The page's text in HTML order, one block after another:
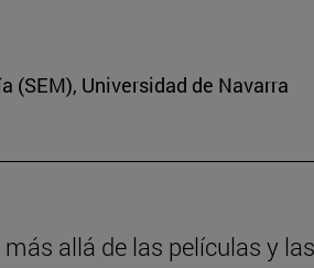
(SEM), Universidad de Navarra
allá de las películas y